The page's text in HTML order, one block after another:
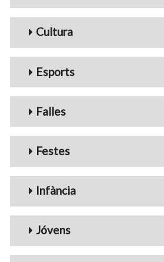
Cultura
Esports
Falles
Festes
Infància
Jóvens